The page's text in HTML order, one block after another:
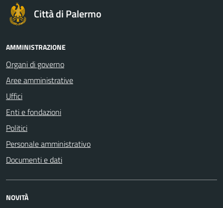
Città di Palermo
AMMINISTRAZIONE
Organi di governo
Aree amministrative
Uffici
Enti e fondazioni
Politici
Personale amministrativo
Documenti e dati
NOVITÀ